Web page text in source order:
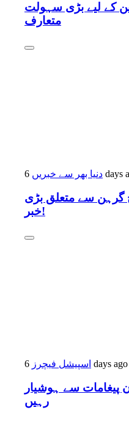
کے لیے بڑی سہولت
متعارف
دنیا بھر سے خبریں 6 days
گرہن سے متعلق بڑی
خبر!
اسپیشل فیچرز 6 days ago
پیغامات سے ہوشیار
رہیں